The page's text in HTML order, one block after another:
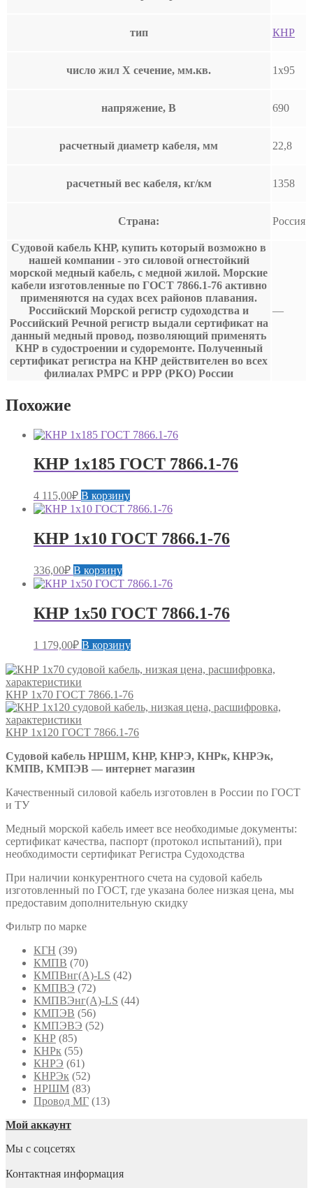
тип КНР
число жил Х сечение, мм.кв. 1х95
напряжение, В 690
расчетный диаметр кабеля, мм 22,8
расчетный вес кабеля, кг/км 1358
Страна: Россия
Судовой кабель КНР, купить который возможно в
нашей компании - это силовой огнестойкий
морской медный кабель, с медной жилой. Морские
кабели изготовленные по ГОСТ 7866.1-76 активно
применяются на судах всех районов плавания.
Российский Морской регистр судоходства и
Российский Речной регистр выдали сертификат на
данный медный провод, позволяющий применять
КНР в судостроении и судоремонте. Полученный
сертификат регистра на КНР действителен во всех
филиалах РМРС и РРР (РКО) России
—
Похожие
КНР 1х185 ГОСТ 7866.1-76
4 115,00₽ В корзину
КНР 1х10 ГОСТ 7866.1-76
336,00₽ В корзину
КНР 1х50 ГОСТ 7866.1-76
1 179,00₽ В корзину
КНР 1х70 ГОСТ 7866.1-76
КНР 1х120 ГОСТ 7866.1-76
Судовой кабель НРШМ, КНР, КНРЭ, КНРк, КНРЭк,
КМПВ, КМПЭВ — интернет магазин
Качественный силовой кабель изготовлен в России по ГОСТ
и ТУ
Медный морской кабель имеет все необходимые документы:
сертификат качества, паспорт (протокол испытаний), при
необходимости сертификат Регистра Судоходства
При наличии конкурентного счета на судовой кабель
изготовленный по ГОСТ, где указана более низкая цена, мы
предоставим дополнительную скидку
Фильтр по марке
КГН (39)
КМПВ (70)
КМПВнг(А)-LS (42)
КМПВЭ (72)
КМПВЭнг(А)-LS (44)
КМПЭВ (56)
КМПЭВЭ (52)
КНР (85)
КНРк (55)
КНРЭ (61)
КНРЭк (52)
НРШМ (83)
Провод МГ (13)
Мой аккаунт
Мы с соцсетях
Контактная информация